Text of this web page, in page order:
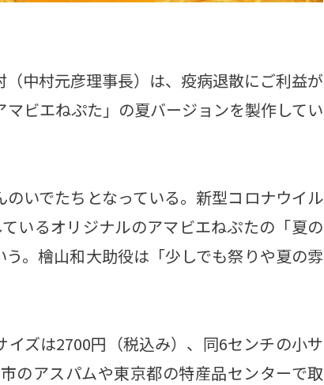
中村元彦理事長）は、疫病退散にご利益が
ビエねぷた」の夏バージョンを製作してい
いでたちとなっている。新型コロナウイル
いるオリジナルのアマビエねぷたの「夏の
。檜山和大助役は「少しでも祭りや夏の雰
ズは2700円（税込み）、同6センチの小サ
のアスパムや東京都の特産品センターで取